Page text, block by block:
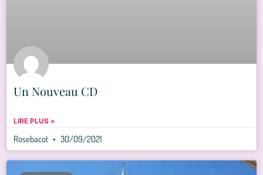
Un Nouveau CD
LIRE PLUS »
Rosebacot 30/09/2021